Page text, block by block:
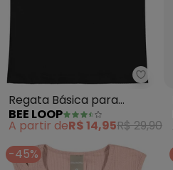
Bee
Regata Básica para
Menina (Preto)
BEE LOOP
A partir deR$ 14,95R$ 29,90
-45%